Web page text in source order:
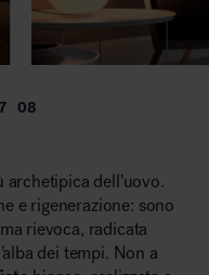
dell’uovo.
e rigenerazione: sono
rievoca, radicata
dei tempi. Non a